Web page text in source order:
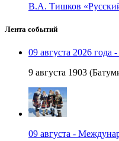
В.А. Тишков
Лента событий
09 августа 2026
9 августа 1903
09 августа -